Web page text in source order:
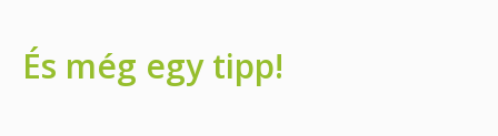
És még egy tipp!